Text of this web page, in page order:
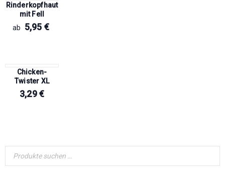
Rinderkopfhaut
mit Fell
ab
5,95 €
Chicken-
Twister XL
3,29€